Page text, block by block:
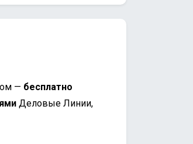
— бесплатно
Деловые Линии,